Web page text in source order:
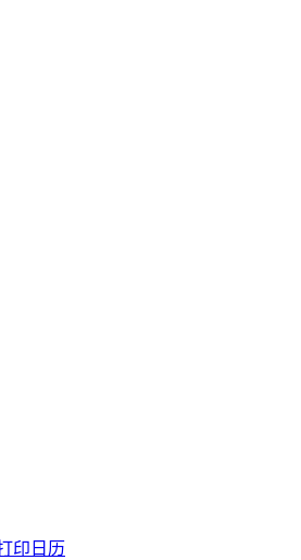
印日历